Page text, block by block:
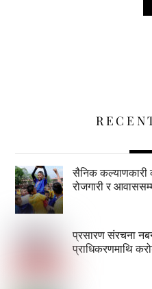
सैनिक कल्याणकारी
रोजगारी र
प्रसारण संरचना
प्राधिकरणमाथि